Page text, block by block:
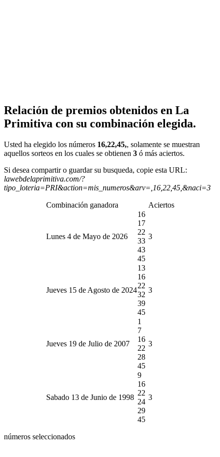
Relación de premios obtenidos en La
Primitiva con su combinación elegida.
Usted ha elegido los números 16,22,45,, solamente se muestran
aquellos sorteos en los cuales se obtienen 3 ó más aciertos.
Si desea compartir o guardar su busqueda, copie esta URL:
lawebdelaprimitiva.com/?
tipo_loteria=PRI&action=mis_numeros&arv=,16,22,45,&naci=3
Combinación ganadora Aciertos
Lunes 4 de Mayo de 2026
16
17
22
33
43
45
3
Jueves 15 de Agosto de 2024
13
16
22
32
39
45
3
Jueves 19 de Julio de 2007
1
7
16
22
28
45
3
Sabado 13 de Junio de 1998
9
16
22
24
29
45
3
números seleccionados